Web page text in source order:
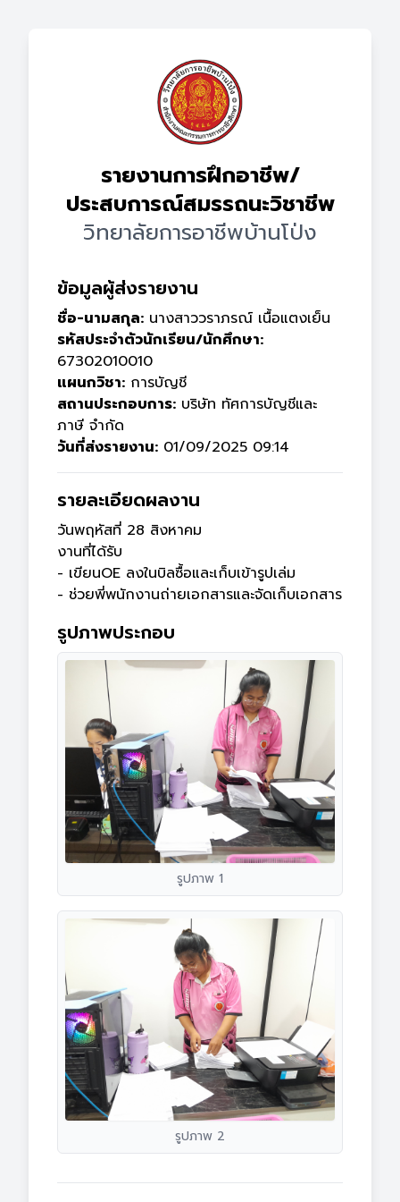
รายงานการฝึกอาชีพ/
ประสบการณ์สมรรถนะวิชาชีพ
วิทยาลัยการอาชีพบ้านโป่ง
ข้อมูลผู้ส่งรายงาน
ชื่อ-นามสกุล: นางสาววราภรณ์ เนื้อแตงเย็น
รหัสประจำตัวนักเรียน/นักศึกษา:
67302010010
แผนกวิชา: การบัญชี
สถานประกอบการ: บริษัท ทัศการบัญชีและ
ภาษี จำกัด
วันที่ส่งรายงาน: 01/09/2025 09:14
รายละเอียดผลงาน
วันพฤหัสที่ 28 สิงหาคม
งานที่ได้รับ
- เขียนOE ลงในบิลซื้อและเก็บเข้ารูปเล่ม
- ช่วยพี่พนักงานถ่ายเอกสารและจัดเก็บเอกสาร
รูปภาพประกอบ
รูปภาพ 1
รูปภาพ 2